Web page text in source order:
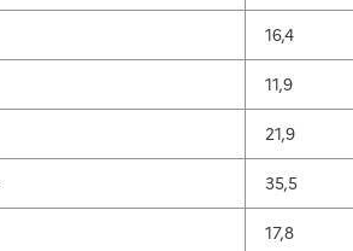
16,4
11,9
21,9
35,5
17,8